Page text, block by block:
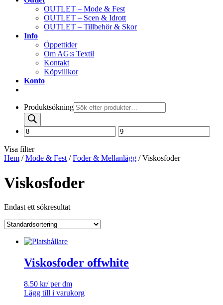
OUTLET – Mode & Fest
OUTLET – Scen & Idrott
OUTLET – Tillbehör & Skor
Info
Öppettider
Om AG:s Textil
Kontakt
Köpvillkor
Konto
Produktsökning
Visa filter
Hem /Mode & Fest/Foder & Mellanlägg / Viskosfoder
Viskosfoder
Endast ett sökresultat
Viskosfoder offwhite
8.50 kr/ per dm
Lägg till i varukorg